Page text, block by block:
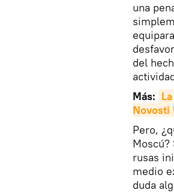
una
del
Más:
Novosti
Pero,
rusas
medio
duda